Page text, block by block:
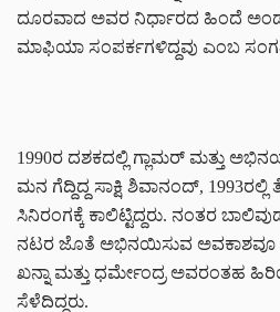
ದೂರವಾದ ಅವರ ನಿರ್ಧಾರದ ಹಿಂದೆ
ಮಾಫಿಯಾ ಸಂಪರ್ಕಗಳಿದ್ದವು ಎಂಬ
1990ರ ದಶಕದಲ್ಲಿ ಗ್ಲಾಮರ್ ಮತ್ತು
ಮನ ಗೆದ್ದಿದ್ದ ಸಾಕ್ಷಿ ಶಿವಾನಂದ್,
ಸಿನಿರಂಗಕ್ಕೆ ಕಾಲಿಟ್ಟಿದ್ದರು. ನಂತರ
ನಟರ ಜೊತೆ ಅಭಿನಯಿಸುವ ಅವಕಾಶವೂ
ಖನ್ನಾ ಮತ್ತು ಧರ್ಮೇಂದ್ರಅವರಂತಹ
ಸೆಳೆದಿದ್ದರು.